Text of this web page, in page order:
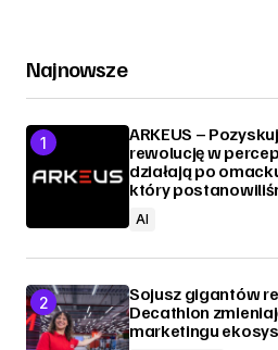
Najnowsze
ARKEUS –
rewolucję w
działają po
który
AI
Sojusz gigantów
Decathlon
marketingu